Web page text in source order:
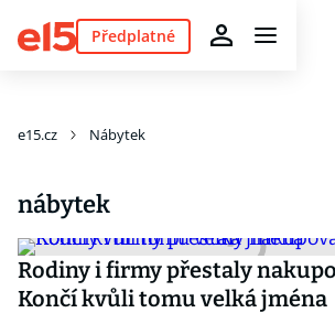
Předplatné
e15.cz Nábytek
nábytek
Rodiny i firmy přestaly
Končí kvůli tomu velká jména